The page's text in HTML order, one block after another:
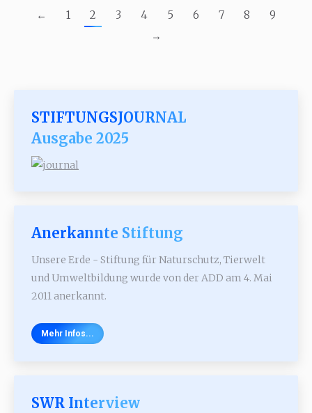
← 1 2 3 4 5 6 7 8
9
→
STIFTUNGSJOURNAL
Ausgabe 2025
Anerkannte Stiftung
Unsere Erde - Stiftung für Naturschutz, Tierwelt
und Umweltbildung wurde von der ADD am 4. Mai
2011 anerkannt.
Mehr Infos...
SWR Interview